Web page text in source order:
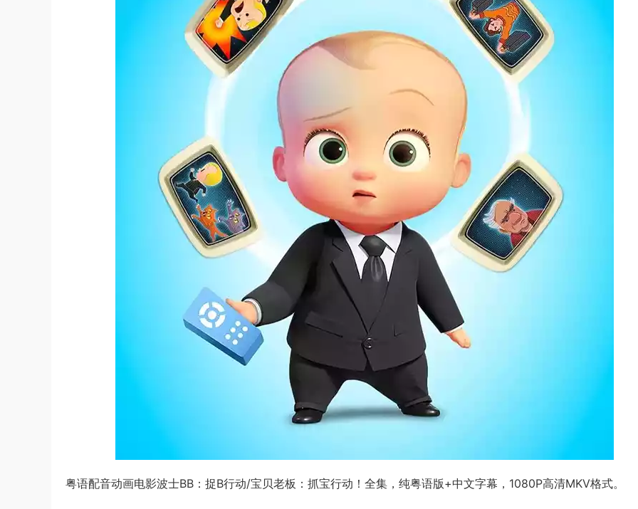
粤语配音动画电影波士BB：捉B行动/宝贝老板：抓宝行动！全集，纯粤语版+中文字幕，1080P高清MKV格式。